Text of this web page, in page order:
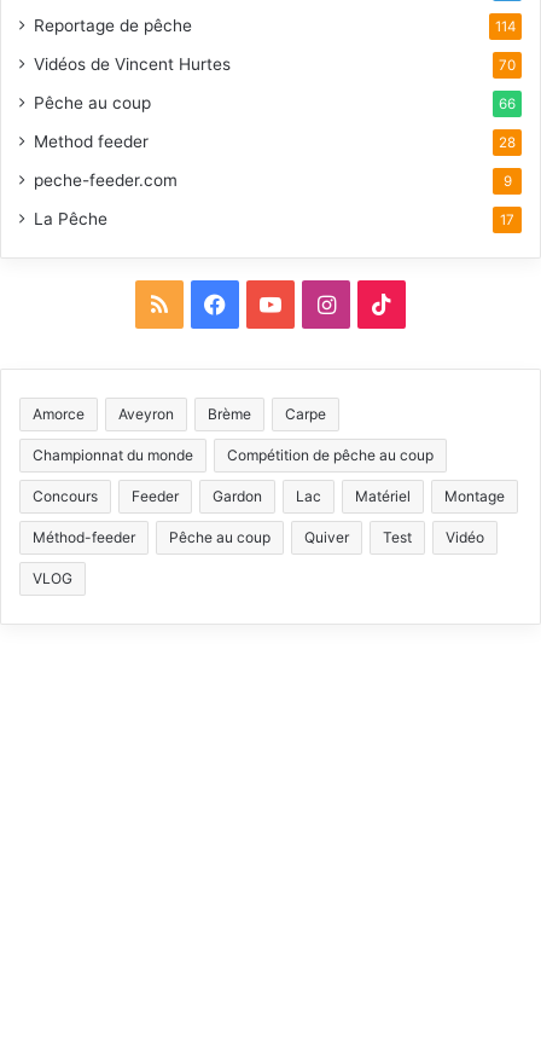
Reportage de pêche 114
Vidéos de Vincent Hurtes 70
Pêche au coup 66
Method feeder 28
peche-feeder.com 9
La Pêche 17
S
c
e
b
o
u
T
I
s
t
g
T
o
k
Amorce Aveyron Brème Carpe
Championnat du monde Compétition de pêche au coup
Concours Feeder Gardon Lac Matériel Montage
Méthod-feeder Pêche au coup Quiver Test Vidéo
VLOG